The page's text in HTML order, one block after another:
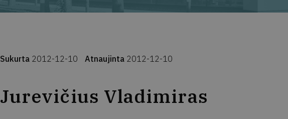
Sukurta 2012-12-10 Atnaujinta 2012-12-10
Jurevičius Vladimiras